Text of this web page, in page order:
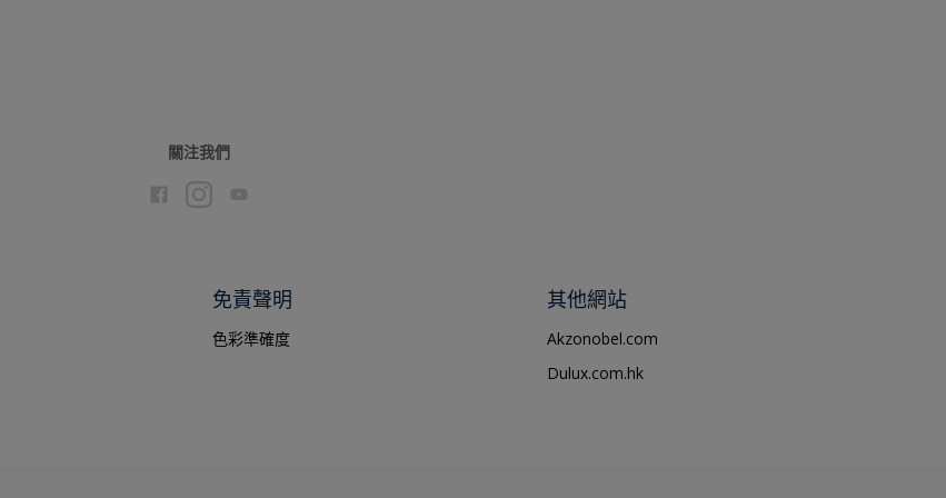
關注我們
免責聲明
色彩準確度
其他網站
Akzonobel.com
Dulux.com.hk